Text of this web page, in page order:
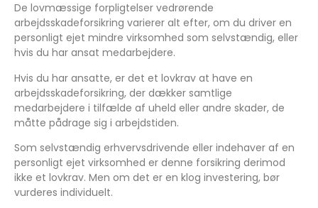
De lovmæssige forpligtelser vedrørende
arbejdsskadeforsikring varierer alt efter, om du driver en
personligt ejet mindre virksomhed som selvstændig, eller
hvis du har ansat medarbejdere.
Hvis du har ansatte, er det et lovkrav at have en
arbejdsskadeforsikring, der dækker samtlige
medarbejdere i tilfælde af uheld eller andre skader, de
måtte pådrage sig i arbejdstiden.
Som selvstændig erhvervsdrivende eller indehaver af en
personligt ejet virksomhed er denne forsikring derimod
ikke et lovkrav. Men om det er en klog investering, bør
vurderes individuelt.